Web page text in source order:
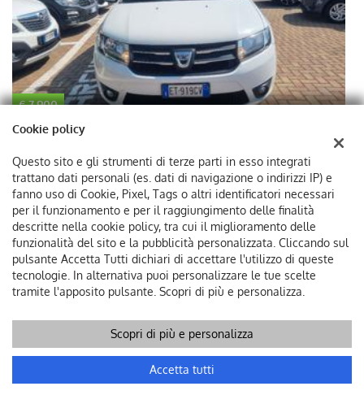
Contatta un consulente
€ 7.900
Sandero 1.5 dCi 8V 75CV Ambiance
Cookie policy
Questo sito e gli strumenti di terze parti in esso integrati
trattano dati personali (es. dati di navigazione o indirizzi IP) e
fanno uso di Cookie, Pixel, Tags o altri identificatori necessari
per il funzionamento e per il raggiungimento delle finalità
descritte nella cookie policy, tra cui il miglioramento delle
funzionalità del sito e la pubblicità personalizzata. Cliccando sul
pulsante Accetta Tutti dichiari di accettare l'utilizzo di queste
tecnologie. In alternativa puoi personalizzare le tue scelte
tramite l'apposito pulsante. Scopri di più e personalizza.
Scopri di più e personalizza
Accetta tutti